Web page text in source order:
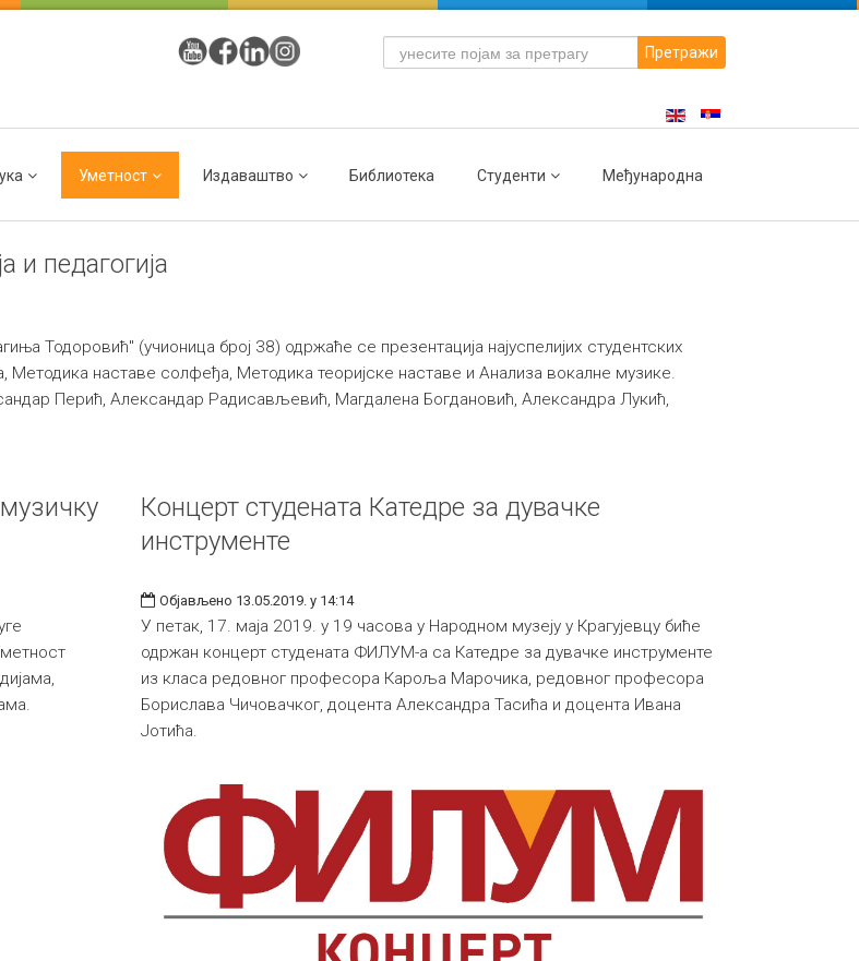
Претражи
Уметност Издаваштво Библиотека Студенти Међународна
и педагогија
Тодоровић" (учионица број 38) одржаће се презентација најуспелијих студентских
наставе солфеђа, Методика теоријске наставе и Анализа вокалне музике.
Перић, Александар Радисављевић, Магдалена Богдановић, Александра Лукић,
Концерт студената Катедре за дувачке
инструменте
Објављено 13.05.2019. у 14:14
У петак, 17. маја 2019. у 19 часова у Народном музеју у Крагујевцу биће
одржан концерт студената ФИЛУМ-а са Катедре за дувачке инструменте
из класа редовног професора Кароља Марочика, редовног професора
Борислава Чичовачког, доцента Александра Тасића и доцента Ивана
Јотића.